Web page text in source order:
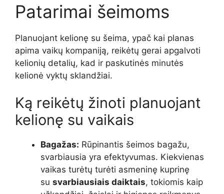
Patarimai šeimoms
Planuojant kelionę su šeima, ypač kai planas
apima vaikų kompaniją, reikėtų gerai apgalvoti
kelionių detalių, kad ir paskutinės minutės
kelionė vyktų sklandžiai.
Ką reikėtų žinoti planuojant
kelionę su vaikais
Bagažas: Rūpinantis šeimos bagažu,
svarbiausia yra efektyvumas. Kiekvienas
vaikas turėtų turėti asmeninę kuprinę
su svarbiausiais daiktais, tokiomis kaip